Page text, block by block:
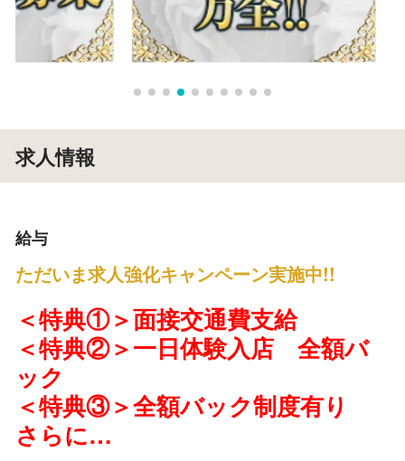
求人情報
給与
ただいま求人強化キャンペーン実施中!!
＜特典①＞面接交通費支給
＜特典②＞一日体験入店 全額バ
ック
＜特典③＞全額バック制度有り
さらに…